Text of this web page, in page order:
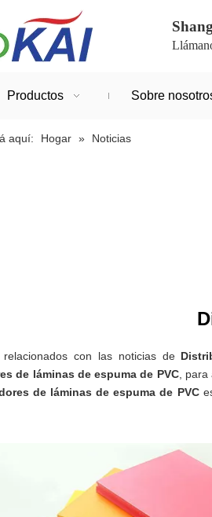
Productos Sobre
aquí: Hogar » Noticias
relacionados con las noticias de
de láminas de espuma de PVC, para
de láminas de espuma de PVC